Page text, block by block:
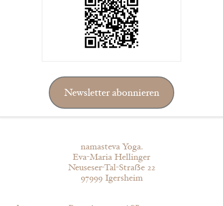
Newsletter abonnieren
namasteva Yoga.
Eva-Maria Hellinger
Neuseser-Tal-Straẞe 22
97999 Igersheim